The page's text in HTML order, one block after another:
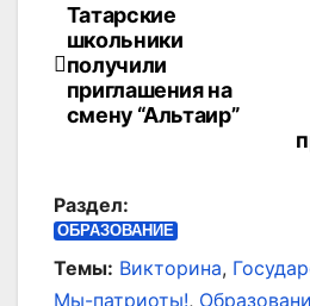
Навигация
по
записям
Татарские
школьники
получили
приглашения на
смену “Альтаир”
Раздел:
ОБРАЗОВАНИЕ
Темы: Викторина,
Мы-патриоты!,